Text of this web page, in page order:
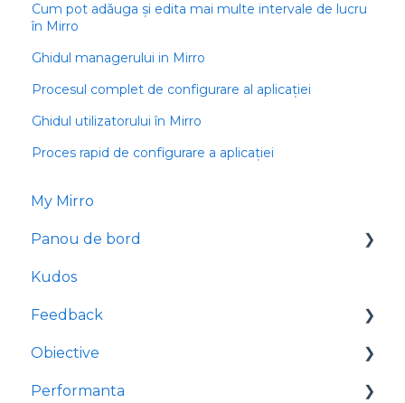
Cum pot adăuga și edita mai multe intervale de lucru
în Mirro
Ghidul managerului in Mirro
Procesul complet de configurare al aplicației
Ghidul utilizatorului în Mirro
Proces rapid de configurare a aplicației
My Mirro
Panou de bord
Info cultura companiei
Info Oameni
Info timp
Info salarii
Kudos
Feedback
Cere feedback
Cereri de Feedback
Obiective
Obiectivele mele
Performanta